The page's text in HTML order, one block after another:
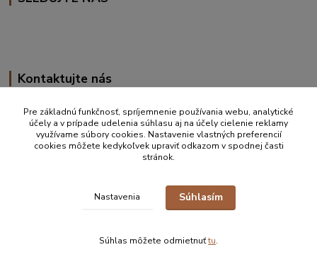
Kontaktujte nás
+420 777 610 855
info@vakynaspanie.sk
Zastúpenie pre detské spacie vaky Schlummersack/Slumbersac ČR, SK
Pre základnú funkčnosť, spríjemnenie používania webu, analytické
účely a v prípade udelenia súhlasu aj na účely cielenie reklamy
využívame súbory cookies. Nastavenie vlastných preferencií
cookies môžete kedykoľvek upraviť odkazom v spodnej časti
stránok.
Nastavenia Súhlasím
Súhlas môžete odmietnuťtu.